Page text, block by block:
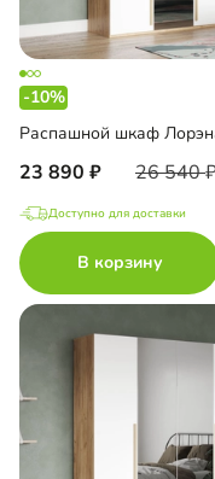
-10%
23 890 26 540
Доступно для доставки
В корзину